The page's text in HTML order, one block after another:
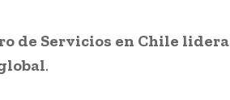
de Servicios en Chile lidera
.